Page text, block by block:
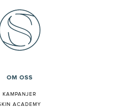
OM OSS
KAMPANJER
ACADEMY